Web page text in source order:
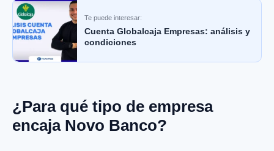
Te puede interesar:
Cuenta Globalcaja Empresas: análisis y
condiciones
¿Para qué tipo de empresa
encaja Novo Banco?